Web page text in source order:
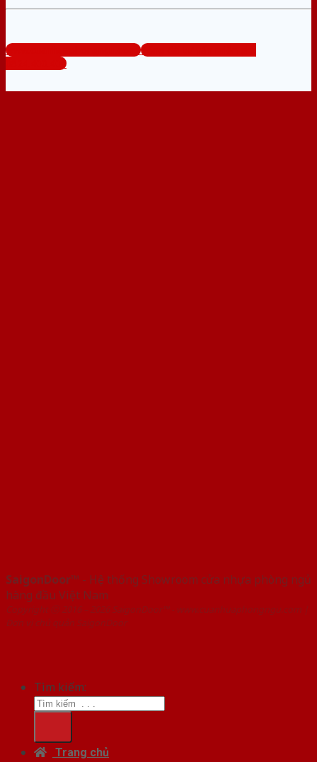
www.cuanhuaphongngu.com
Tổng đài tư vấn miễn phí:
0824.400.400
SaigonDoor™ - Hệ thống Showroom cửa nhựa phòng ngủ
hàng đầu Việt Nam
Copyright ⓒ 2016 – 2026 SaigonDoor™ - www.cuanhuaphongngu.com |
Đơn vị chủ quản SaigonDoor
Tìm kiếm:
Trang chủ